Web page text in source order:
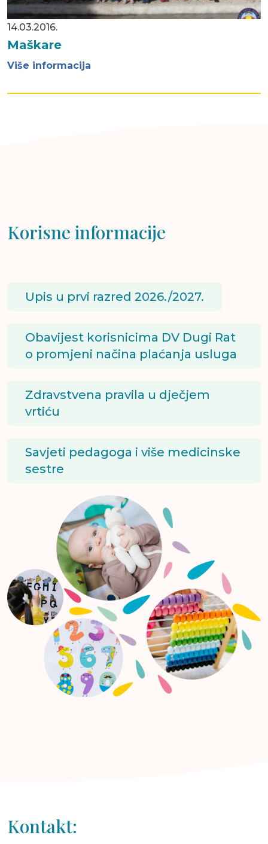
14.03.2016.
Maškare
Više informacija
Korisne informacije
Upis u prvi razred 2026./2027.
Obavijest korisnicima DV Dugi Rat
o promjeni načina plaćanja usluga
Zdravstvena pravila u dječjem
vrtiću
Savjeti pedagoga i više medicinske
sestre
Kontakt: